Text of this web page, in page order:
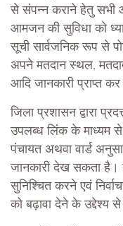
से संपन्न कराने हेतु सभी
आमजन की सुविधा को
सूची सार्वजनिक रूप से
अपने मतदान स्थल,
आदि जानकारी प्राप्त
जिला प्रशासन द्वारा
उपलब्ध लिंक के माध्यम से
पंचायत अथवा वार्ड
जानकारी देख सकता है।
सुनिश्चित करने एवं
को बढ़ावा देने के उद्देश्य